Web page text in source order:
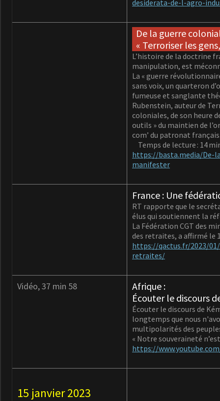
desiderata-de-l-agro-
De la guerre
« Terroriser les
L’histoire de la doctrine
manipulation, est
La « guerre
sans voix, un quarteron
fumeuse et sanglante
Rubenstein, auteur de
coloniales, de son heure
outils » du maintien de
com’ du patronat
Temps de lecture : 14
https://basta.media/De-
manifester
France : Une
RT rapporte que le
élus qui soutiennent la
La Fédération CGT des
des retraites, a affirmé le
https://qactus.fr/2023/
retraites/
Vidéo, 37 min 58
Afrique :
Écouter le discours
Écouter le discours de
longtemps que nous
multipolarités des
« Notre souveraineté
https://
15 janvier 2023